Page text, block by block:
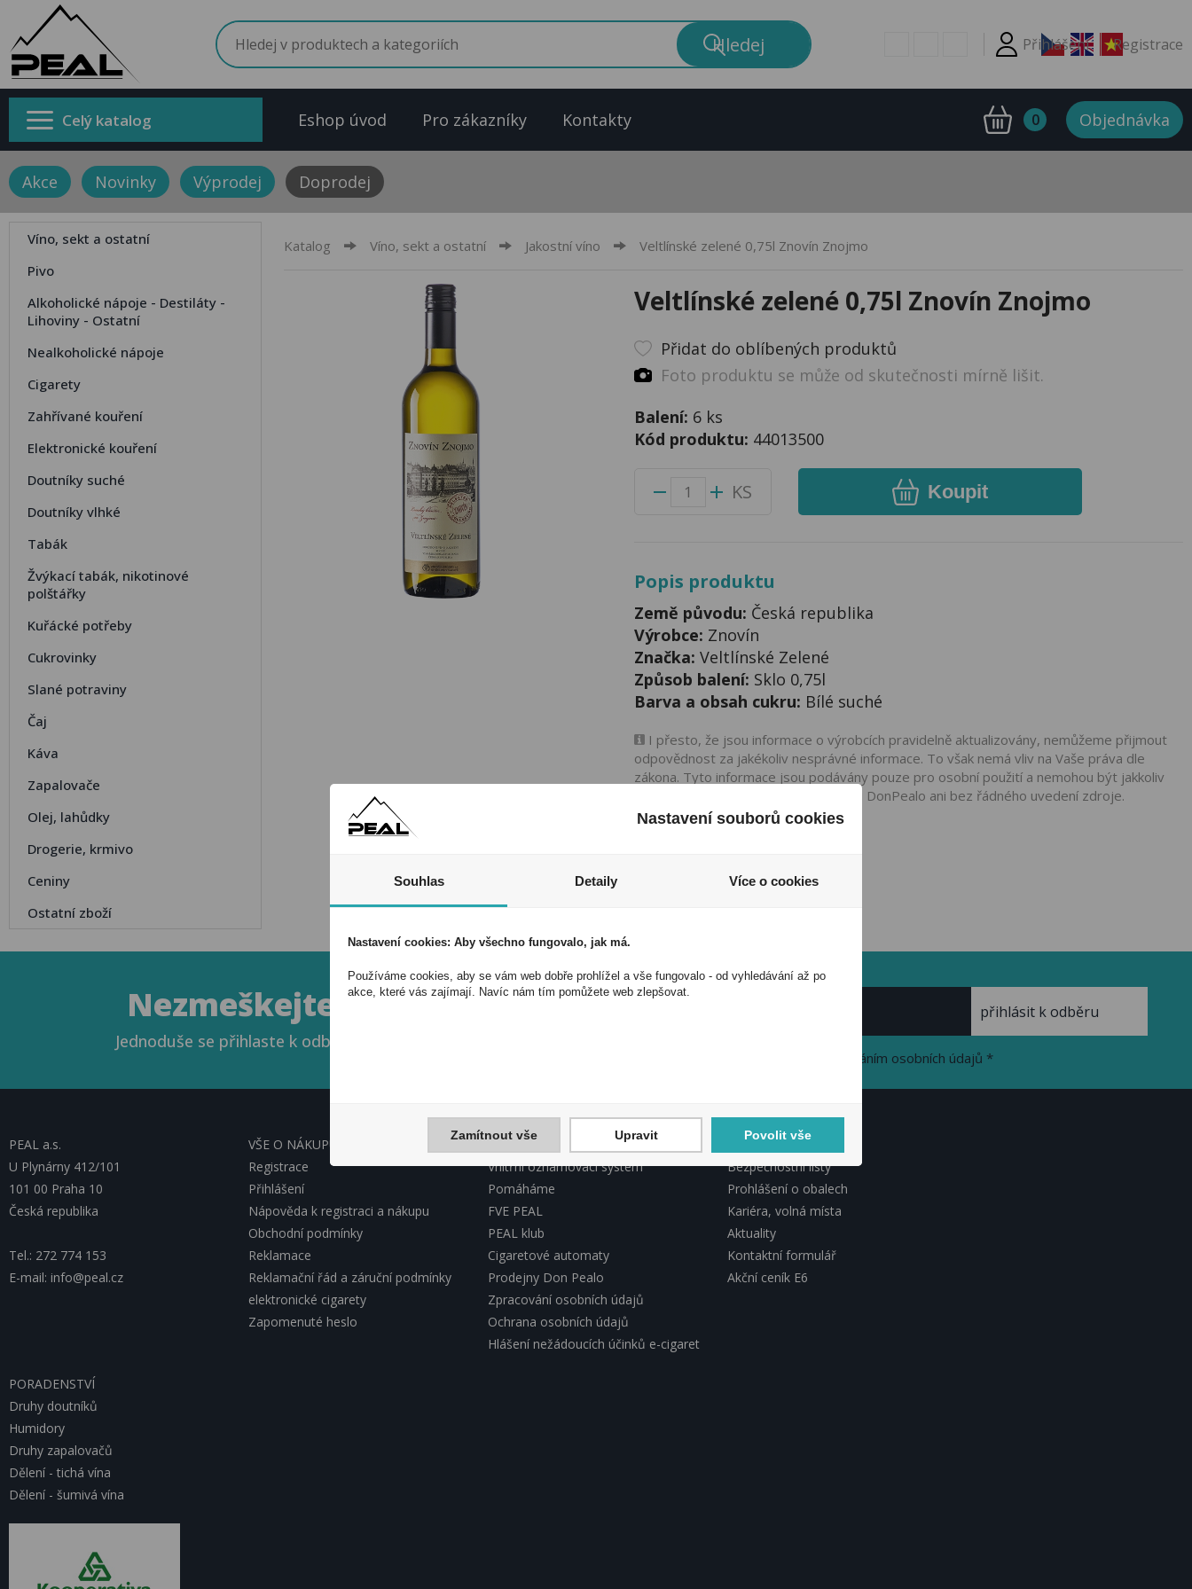
Přihlášení Registrace
Celý katalog Eshop úvod Pro zákazníky Kontakty 0 Objednávka
Akce Novinky Výprodej Doprodej
Víno, sekt a ostatní
Pivo
Alkoholické nápoje - Destiláty -
Lihoviny - Ostatní
Nealkoholické nápoje
Cigarety
Zahřívané kouření
Elektronické kouření
Doutníky suché
Doutníky vlhké
Tabák
Žvýkací tabák, nikotinové
polštářky
Kuřácké potřeby
Cukrovinky
Slané potraviny
Čaj
Káva
Zapalovače
Olej, lahůdky
Drogerie, krmivo
Ceniny
Ostatní zboží
Katalog Víno, sekt a ostatní Jakostní víno Veltlínské zelené 0,75l Znovín Znojmo
Veltlínské zelené 0,75l Znovín Znojmo
Přidat do oblíbených produktů
Foto produktu se může od skutečnosti mírně lišit.
Balení: 6 ks
Kód produktu: 44013500
KS Koupit
Popis produktu
Země původu: Česká republika
Výrobce: Znovín
Značka: Veltlínské Zelené
Způsob balení: Sklo 0,75l
Barva a obsah cukru: Bílé suché
I přesto, že jsou informace o výrobcích pravidelně aktualizovány, nemůžeme přijmout
odpovědnost za jakékoliv nesprávné informace. To však nemá vliv na Vaše práva dle
zákona. Tyto informace jsou podávány pouze pro osobní použití a nemohou být jakkoliv
kopírovány bez předchozího souhlasu DonPealo ani bez řádného uvedení zdroje.
Nezmeškejte naše akce a slevy!
Jednoduše se přihlaste k odběru novinek a využijte exkluzivních výhod!
Souhlasím se zpracováním osobních údajů *
PEAL a.s.
U Plynárny 412/101
101 00 Praha 10
Česká republika
Tel.: 272 774 153
E-mail: info@peal.cz
VŠE O NÁKUPU, ESHOP
Registrace
Přihlášení
Nápověda k registraci a nákupu
Obchodní podmínky
Reklamace
Reklamační řád a záruční podmínky
elektronické cigarety
Zapomenuté heslo
INFORMACE PEAL
Vnitřní oznamovací systém
Pomáháme
FVE PEAL
PEAL klub
Cigaretové automaty
Prodejny Don Pealo
Zpracování osobních údajů
Ochrana osobních údajů
Hlášení nežádoucích účinků e-cigaret
PEAL, DOKUMENTY
Bezpečnostní listy
Prohlášení o obalech
Kariéra, volná místa
Aktuality
Kontaktní formulář
Akční ceník E6
PORADENSTVÍ
Druhy doutníků
Humidory
Druhy zapalovačů
Dělení - tichá vína
Dělení - šumivá vína
Nastavení souborů cookies
Souhlas Detaily Více o cookies
Nastavení cookies: Aby všechno fungovalo, jak má.
Používáme cookies, aby se vám web dobře prohlížel a vše fungovalo - od vyhledávání až po
akce, které vás zajímají. Navíc nám tím pomůžete web zlepšovat.
Zamítnout vše Upravit Povolit vše